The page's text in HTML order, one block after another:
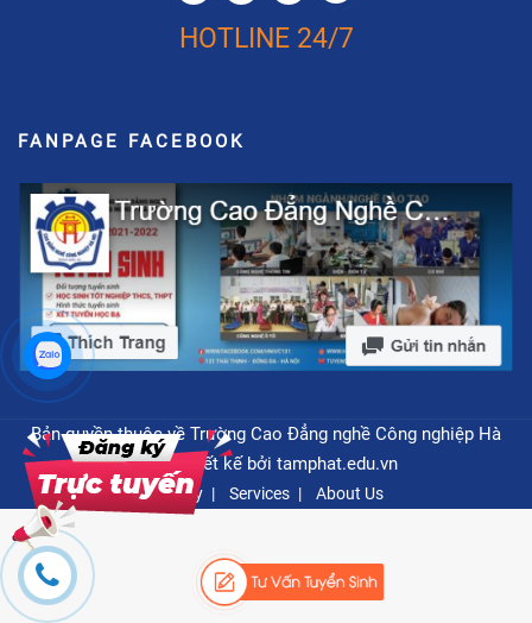
HOTLINE 24/7
FANPAGE FACEBOOK
Bản quyền thuộc về Trường Cao Đẳng nghề Công nghiệp Hà
Nội - Thiết kế bởi tamphat.edu.vn
Privacy Services About Us